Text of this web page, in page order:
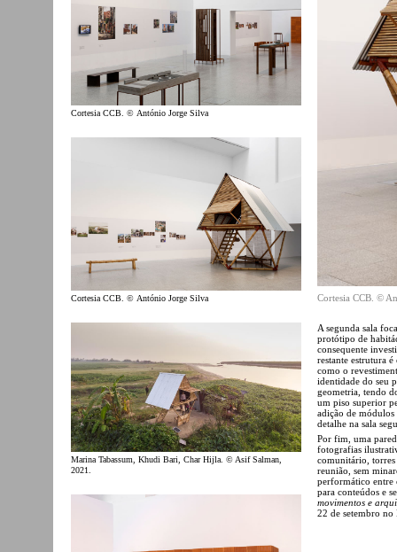
Cortesia CCB. © António Jorge Silva
Cortesia CCB. © António Jorge Silva
Marina Tabassum, Khudi Bari, Char Hijla. © Asif Salman,
2021.
Cortesia CCB. ©
A segunda sala
protótipo de
consequente
restante estrutura
como o
identidade do seu
geometria, tendo
um piso superior
adição de módulos
detalhe na sala
Por fim, uma
fotografias
comunitário, torres
reunião, sem
performático entre
para conteúdos e
movimentos e
22 de setembro